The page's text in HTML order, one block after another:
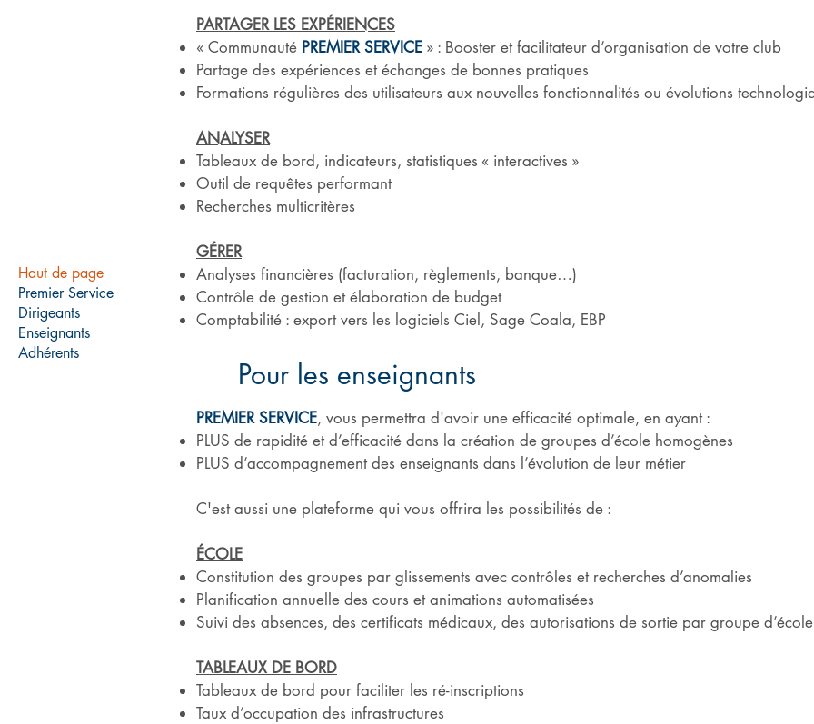
Haut de page
Premier Service
Dirigeants
Enseignants
Adhérents
PARTAGER LES EXPÉRIENCES
« Communauté PREMIER SERVICE » : Booster et facilitateur d’organisation de votre club
Partage des expériences et échanges de bonnes pratiques
Formations régulières des utilisateurs aux nouvelles fonctionnalités ou évolutions
ANALYSER
Tableaux de bord, indicateurs, statistiques « interactives »
Outil de requêtes performant
Recherches multicritères
GÉRER
Analyses financières (facturation, règlements, banque…)
Contrôle de gestion et élaboration de budget
Comptabilité : export vers les logiciels Ciel, Sage Coala, EBP
Pour les enseignants
PREMIER SERVICE, vous permettra d'avoir une efficacité optimale, en ayant :
PLUS de rapidité et d’efficacité dans la création de groupes d’école homogènes
PLUS d’accompagnement des enseignants dans l’évolution de leur métier
C'est aussi une plateforme qui vous offrira les possibilités de :
ÉCOLE
Constitution des groupes par glissements avec contrôles et recherches d’anomalies
Planification annuelle des cours et animations automatisées
Suivi des absences, des certificats médicaux, des autorisations de sortie par groupe d’école
TABLEAUX DE BORD
Tableaux de bord pour faciliter les ré-inscriptions
Taux d’occupation des infrastructures